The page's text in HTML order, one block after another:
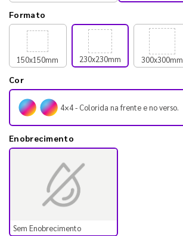
Formato
150x150mm 230x230mm 300x300mm
Cor
4×4 - Colorida na frente e no verso.
Enobrecimento
Sem Enobrecimento